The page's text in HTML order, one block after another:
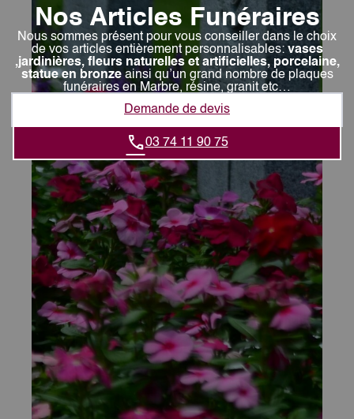
Nos Articles Funéraires
Nous sommes présent pour vous conseiller dans le choix
de vos articles entièrement personnalisables: vases
,jardinières, fleurs naturelles et artificielles, porcelaine,
statue en bronzeainsi qu’un grand nombre de plaques
funéraires en Marbre, résine, granit etc…
Demande de devis
03 74 11 90 75